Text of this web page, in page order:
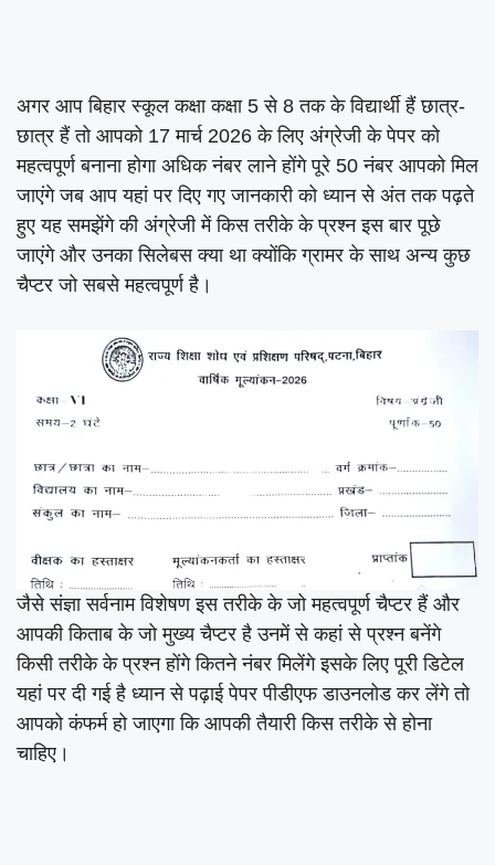
अगर आप बिहार स्कूल कक्षा कक्षा 5 से 8 तक के विद्यार्थी हैं छात्र-
छात्र हैं तो आपको 17 मार्च 2026 के लिए अंग्रेजी के पेपर को
महत्वपूर्ण बनाना होगा अधिक नंबर लाने होंगे पूरे 50 नंबर आपको मिल
जाएंगे जब आप यहां पर दिए गए जानकारी को ध्यान से अंत तक पढ़ते
हुए यह समझेंगे की अंग्रेजी में किस तरीके के प्रश्न इस बार पूछे
जाएंगे और उनका सिलेबस क्या था क्योंकि ग्रामर के साथ अन्य कुछ
चैप्टर जो सबसे महत्वपूर्ण है।
जैसे संज्ञा सर्वनाम विशेषण इस तरीके के जो महत्वपूर्ण चैप्टर हैं और
आपकी किताब के जो मुख्य चैप्टर है उनमें से कहां से प्रश्न बनेंगे
किसी तरीके के प्रश्न होंगे कितने नंबर मिलेंगे इसके लिए पूरी डिटेल
यहां पर दी गई है ध्यान से पढ़ाई पेपर पीडीएफ डाउनलोड कर लेंगे तो
आपको कंफर्म हो जाएगा कि आपकी तैयारी किस तरीके से होना
चाहिए।